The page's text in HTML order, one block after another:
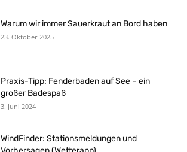
Warum wir immer Sauerkraut an Bord haben
23. Oktober 2025
Praxis-Tipp: Fenderbaden auf See – ein
großer Badespaß
3. Juni 2024
WindFinder: Stationsmeldungen und